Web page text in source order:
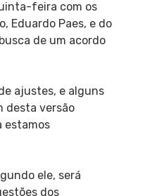
feira com os
Eduardo Paes, e do
de um acordo
ajustes, e alguns
desta versão
estamos
ele, será
dos